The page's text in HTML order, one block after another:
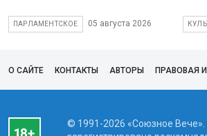
ПАРЛАМЕНТСКОЕ 05 августа 2026
О САЙТЕ КОНТАКТЫ АВТОРЫ ПРАВОВАЯ
© 1991-2026 «Союзное Вече».